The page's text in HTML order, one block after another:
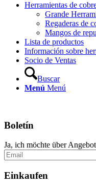
Herramientas de
Grande
Regaderas de
Mangos de
Lista de productos
Información sobre
Socio de Ventas
Buscar
Menú Menú
Boletín
Ja, ich möchte über
Einkaufen